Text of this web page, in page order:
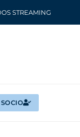
STREAMING